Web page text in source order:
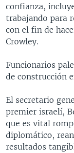
confianza,
trabajando para
con el fin de
Crowley.
Funcionarios
de construcción
El secretario
premier israelí,
que es vital
diplomático,
resultados